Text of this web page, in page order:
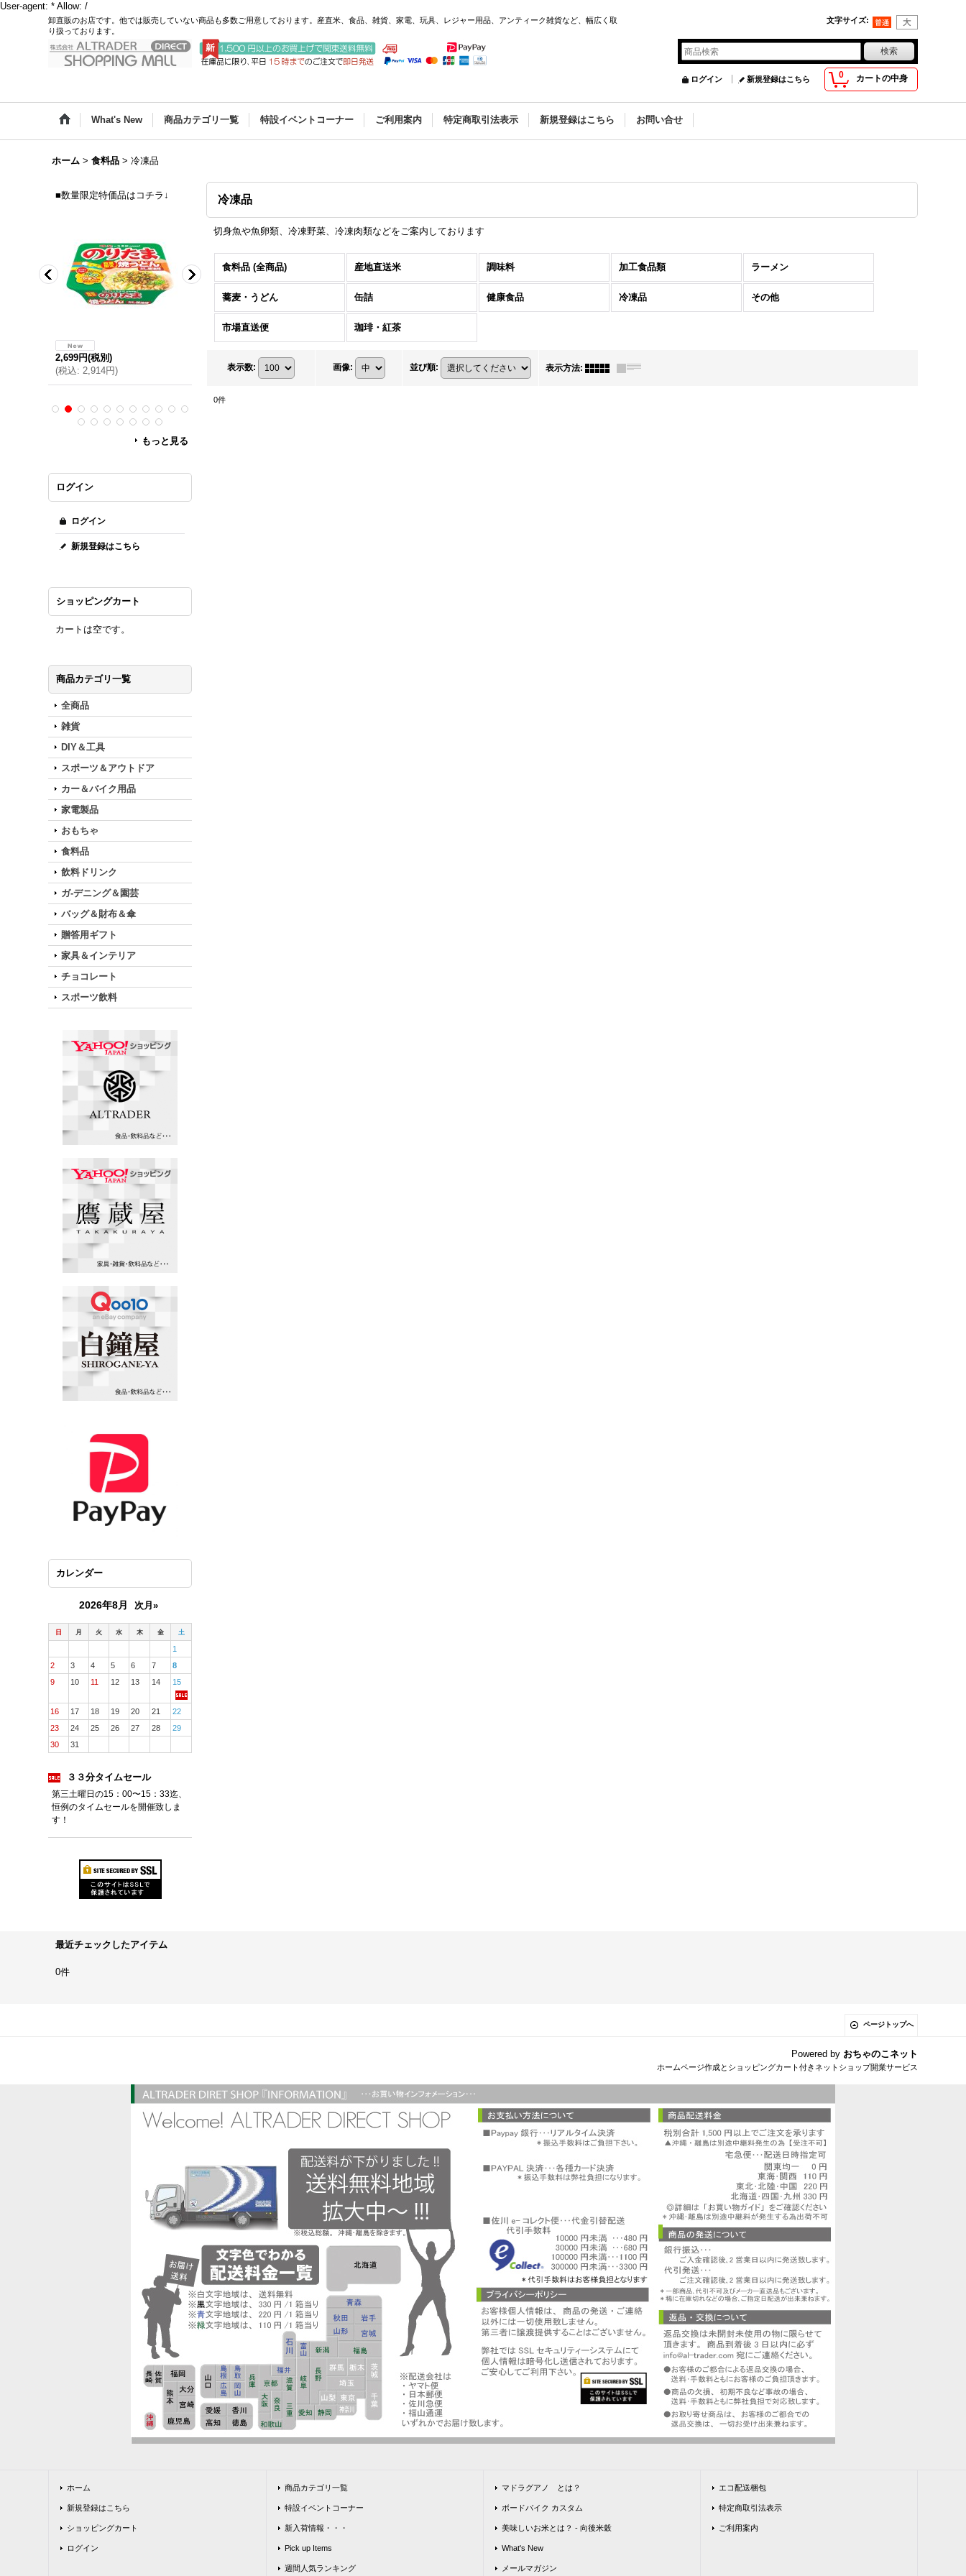
User-agent: * Allow: /
卸直販のお店です。他では販売していない商品も多数ご用意しております。産直米、食品、雑貨、家電、玩具、レジャー用品、アンティーク雑貨など、幅広く取
り扱っております。
文字サイズ:
0 カートの中身
ログイン 新規登録はこちら
What's New 商品カテゴリ一覧 特設イベントコーナー ご利用案内 特定商取引法表示 新規登録はこちら お問い合せ
ホーム > 食料品 > 冷凍品
■数量限定特価品はコチラ↓
2,699円(税別)
(税込: 2,914円) 1,999円
2,999円(税別)
(税込: 3,238円
3,299円(税別)
( 税込: 3,562円)
(税込
もっと見る
ログイン
ログイン
新規登録はこちら
ショッピングカート
カートは空です。
商品カテゴリ一覧
全商品
雑貨
DIY＆工具
スポーツ＆アウトドア
カー＆バイク用品
家電製品
おもちゃ
食料品
飲料ドリンク
ガ-デニング＆園芸
バッグ＆財布＆傘
贈答用ギフト
家具＆インテリア
チョコレート
スポーツ飲料
カレンダー
2026年8月 次月»
日 月 火 水 木 金 土
1
2
3 4 5 6 7
8
9
10 11 12 13 14 15
16 17 18 19 20 21
22
23
24 25 26 27 28
29
30
31
３３分タイムセール
第三土曜日の15：00〜15：33迄、
恒例のタイムセールを開催致しま
す！
冷凍品
切身魚や魚卵類、冷凍野菜、冷凍肉類などをご案内しております
食料品 (全商品) 産地直送米 調味料 加工食品類 ラーメン
蕎麦・うどん 缶詰 健康食品 冷凍品 その他
市場直送便 珈琲・紅茶
表示数: 画像: 並び順: 表示方法:
0件
最近チェックしたアイテム
0件
ページトップへ
Powered by おちゃのこネット
ホームページ作成とショッピングカート付きネットショップ開業サービス
ホーム
新規登録はこちら
ショッピングカート
ログイン
商品カテゴリ一覧
特設イベントコーナー
新入荷情報・・・
Pick up Items
週間人気ランキング
マドラグアノ とは？
ボードバイク カスタム
美味しいお米とは？ - 向後米穀
What's New
メールマガジン
エコ配送梱包
特定商取引法表示
ご利用案内